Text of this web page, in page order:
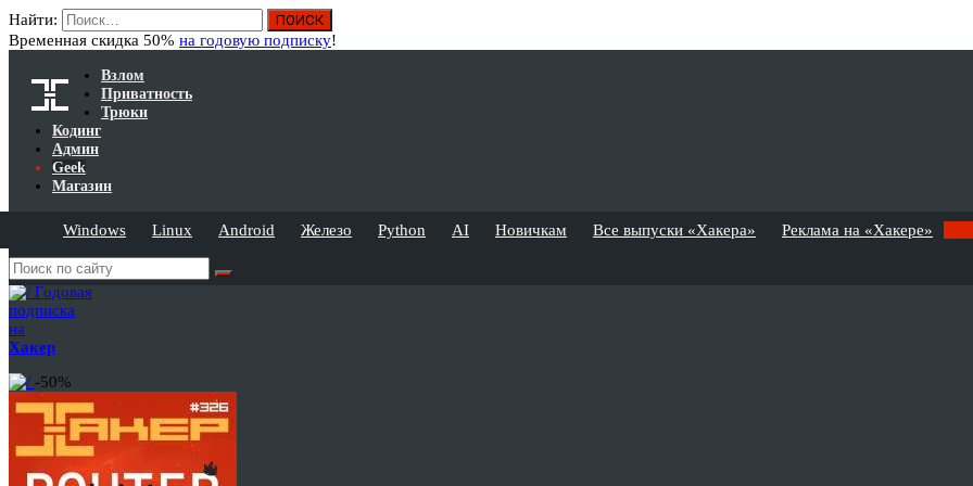
Найти:
Временная скидка 50% на годовую подписку!
Взлом
Приватность
Трюки
Кодинг
Админ
Geek
Магазин
Windows Linux Android Железо Python AI Новичкам Все выпуски «Хакера» Реклама на «Хакере»
Годовая
подписка
на
Хакер
-50%